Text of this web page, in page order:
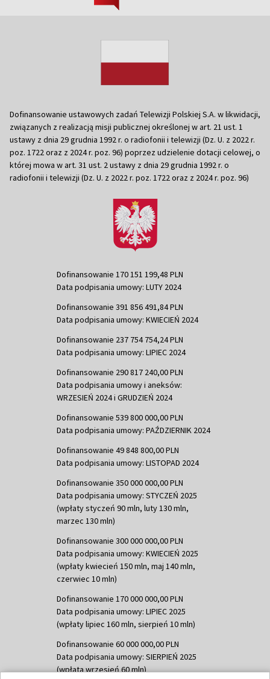
Dofinansowanie ustawowych zadań Telewizji Polskiej S.A. w likwidacji,
związanych z realizacją misji publicznej określonej w art. 21 ust. 1
ustawy z dnia 29 grudnia 1992 r. o radiofonii i telewizji (Dz. U. z 2022 r.
poz. 1722 oraz z 2024 r. poz. 96) poprzez udzielenie dotacji celowej, o
której mowa w art. 31 ust. 2 ustawy z dnia 29 grudnia 1992 r. o
radiofonii i telewizji (Dz. U. z 2022 r. poz. 1722 oraz z 2024 r. poz. 96)
Dofinansowanie 170 151 199,48 PLN
Data podpisania umowy: LUTY 2024
Dofinansowanie 391 856 491,84 PLN
Data podpisania umowy: KWIECIEŃ 2024
Dofinansowanie 237 754 754,24 PLN
Data podpisania umowy: LIPIEC 2024
Dofinansowanie 290 817 240,00 PLN
Data podpisania umowy i aneksów:
WRZESIEŃ 2024 i GRUDZIEŃ 2024
Dofinansowanie 539 800 000,00 PLN
Data podpisania umowy: PAŹDZIERNIK 2024
Dofinansowanie 49 848 800,00 PLN
Data podpisania umowy: LISTOPAD 2024
Dofinansowanie 350 000 000,00 PLN
Data podpisania umowy: STYCZEŃ 2025
(wpłaty styczeń 90 mln, luty 130 mln,
marzec 130 mln)
Dofinansowanie 300 000 000,00 PLN
Data podpisania umowy: KWIECIEŃ 2025
(wpłaty kwiecień 150 mln, maj 140 mln,
czerwiec 10 mln)
Dofinansowanie 170 000 000,00 PLN
Data podpisania umowy: LIPIEC 2025
(wpłaty lipiec 160 mln, sierpień 10 mln)
Dofinansowanie 60 000 000,00 PLN
Data podpisania umowy: SIERPIEŃ 2025
(wpłata wrzesień 60 mln)